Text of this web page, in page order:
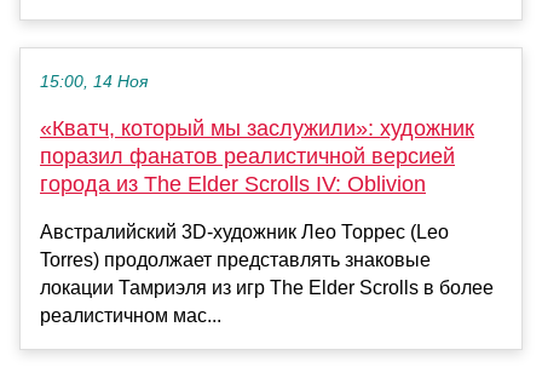
15:00, 14 Ноя
«Кватч, который мы заслужили»: художник
поразил фанатов реалистичной версией
города из The Elder Scrolls IV: Oblivion
Австралийский 3D-художник Лео Торрес (Leo
Torres) продолжает представлять знаковые
локации Тамриэля из игр The Elder Scrolls в более
реалистичном мас...